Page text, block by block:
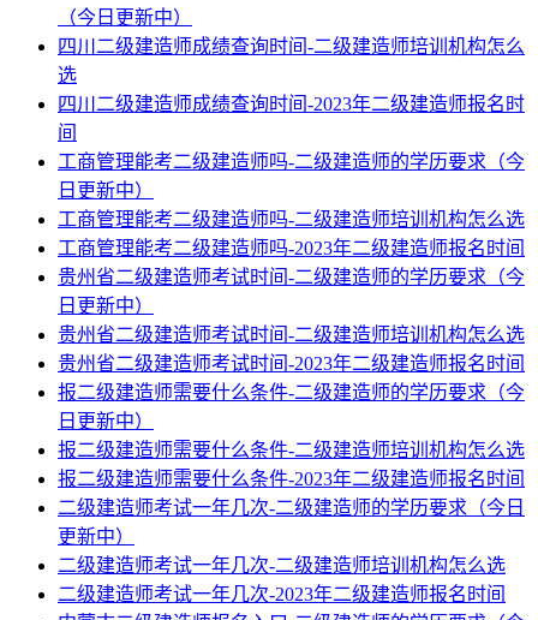
（今日更新中）
四川二级建造师成绩查询时间-二级建造师培训机构怎么
选
四川二级建造师成绩查询时间-2023年二级建造师报名时
间
工商管理能考二级建造师吗-二级建造师的学历要求（今
日更新中）
工商管理能考二级建造师吗-二级建造师培训机构怎么选
工商管理能考二级建造师吗-2023年二级建造师报名时间
贵州省二级建造师考试时间-二级建造师的学历要求（今
日更新中）
贵州省二级建造师考试时间-二级建造师培训机构怎么选
贵州省二级建造师考试时间-2023年二级建造师报名时间
报二级建造师需要什么条件-二级建造师的学历要求（今
日更新中）
报二级建造师需要什么条件-二级建造师培训机构怎么选
报二级建造师需要什么条件-2023年二级建造师报名时间
二级建造师考试一年几次-二级建造师的学历要求（今日
更新中）
二级建造师考试一年几次-二级建造师培训机构怎么选
二级建造师考试一年几次-2023年二级建造师报名时间